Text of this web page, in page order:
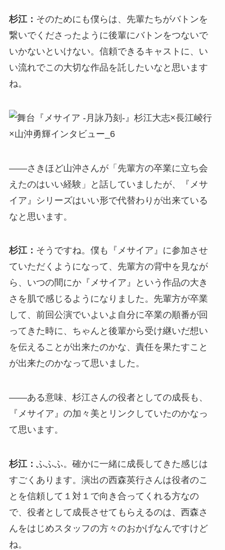
杉江： そのためにも僕らは、先輩たちがバトンを
繋いでくださったように後輩にバトンをつないで
いかないといけない。信頼できるキャストに、い
い流れでこの大切な作品を託したいなと思います
ね。
――さきほど山沖さんが「先輩方の卒業に立ち会
えたのはいい経験」と話していましたが、『メサ
イア』シリーズはいい形で代替わりが出来ている
なと思います。
杉江： そうですね。僕も『メサイア』に参加させ
ていただくようになって、先輩方の背中を見なが
ら、いつの間にか『メサイア』という作品の大き
さを肌で感じるようになりました。先輩方が卒業
して、前回公演でいよいよ自分に卒業の順番が回
ってきた時に、ちゃんと後輩から受け継いだ想い
を伝えることが出来たのかな、責任を果たすこと
が出来たのかなって思いました。
――ある意味、杉江さんの役者としての成長も、
『メサイア』の加々美とリンクしていたのかなっ
て思います。
杉江： ふふふ。確かに一緒に成長してきた感じは
すごくあります。演出の西森英行さんは役者のこ
とを信頼して１対１で向き合ってくれる方なの
で、役者として成長させてもらえるのは、西森さ
んをはじめスタッフの方々のおかげなんですけど
ね。